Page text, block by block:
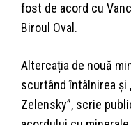
fost de acord cu
Biroul Oval.
Altercația de nouă
scurtând întâlnirea și
Zelensky”, scrie